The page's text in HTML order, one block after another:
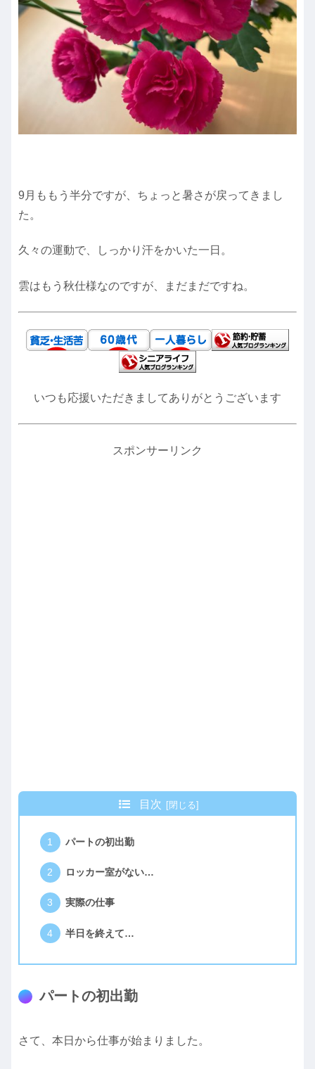
9月ももう半分ですが、ちょっと暑さが戻ってきまし
た。
久々の運動で、しっかり汗をかいた一日。
雲はもう秋仕様なのですが、まだまだですね。
いつも応援いただきましてありがとうございます
スポンサーリンク
目次
パートの初出勤
ロッカー室がない…
実際の仕事
半日を終えて…
パートの初出勤
さて、本日から仕事が始まりました。